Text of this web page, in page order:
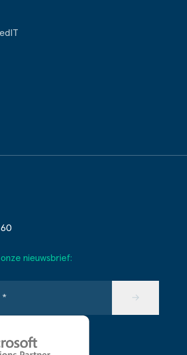
nieuwsbrief:
* →